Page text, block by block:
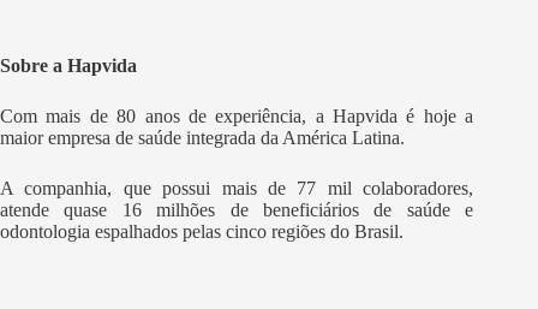
Sobre a Hapvida
Com mais de 80 anos de experiência, a Hapvida é hoje a
maior empresa de saúde integrada da América Latina.
A companhia, que possui mais de 77 mil colaboradores,
atende quase 16 milhões de beneficiários de saúde e
odontologia espalhados pelas cinco regiões do Brasil.